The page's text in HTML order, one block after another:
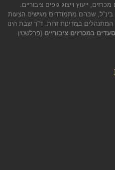
ייעוץ וייצוג גופים ציבוריים.
שבהם מתמודדים מגישים הצעות
במדינות זרות. ד”ר שבת הינו
במכרזים ציבוריים (פרלשטין